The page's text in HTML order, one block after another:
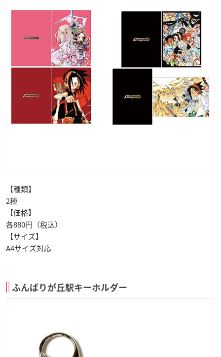
【種類】
2種
【価格】
各880円（税込）
【サイズ】
A4サイズ対応
ふんばりが丘駅キーホルダー